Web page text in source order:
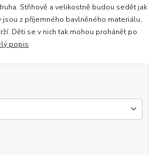
Střihově a velikostně budou sedět jak
jsou z příjemného bavlněného materiálu,
Děti se v nich tak mohou prohánět po
popis